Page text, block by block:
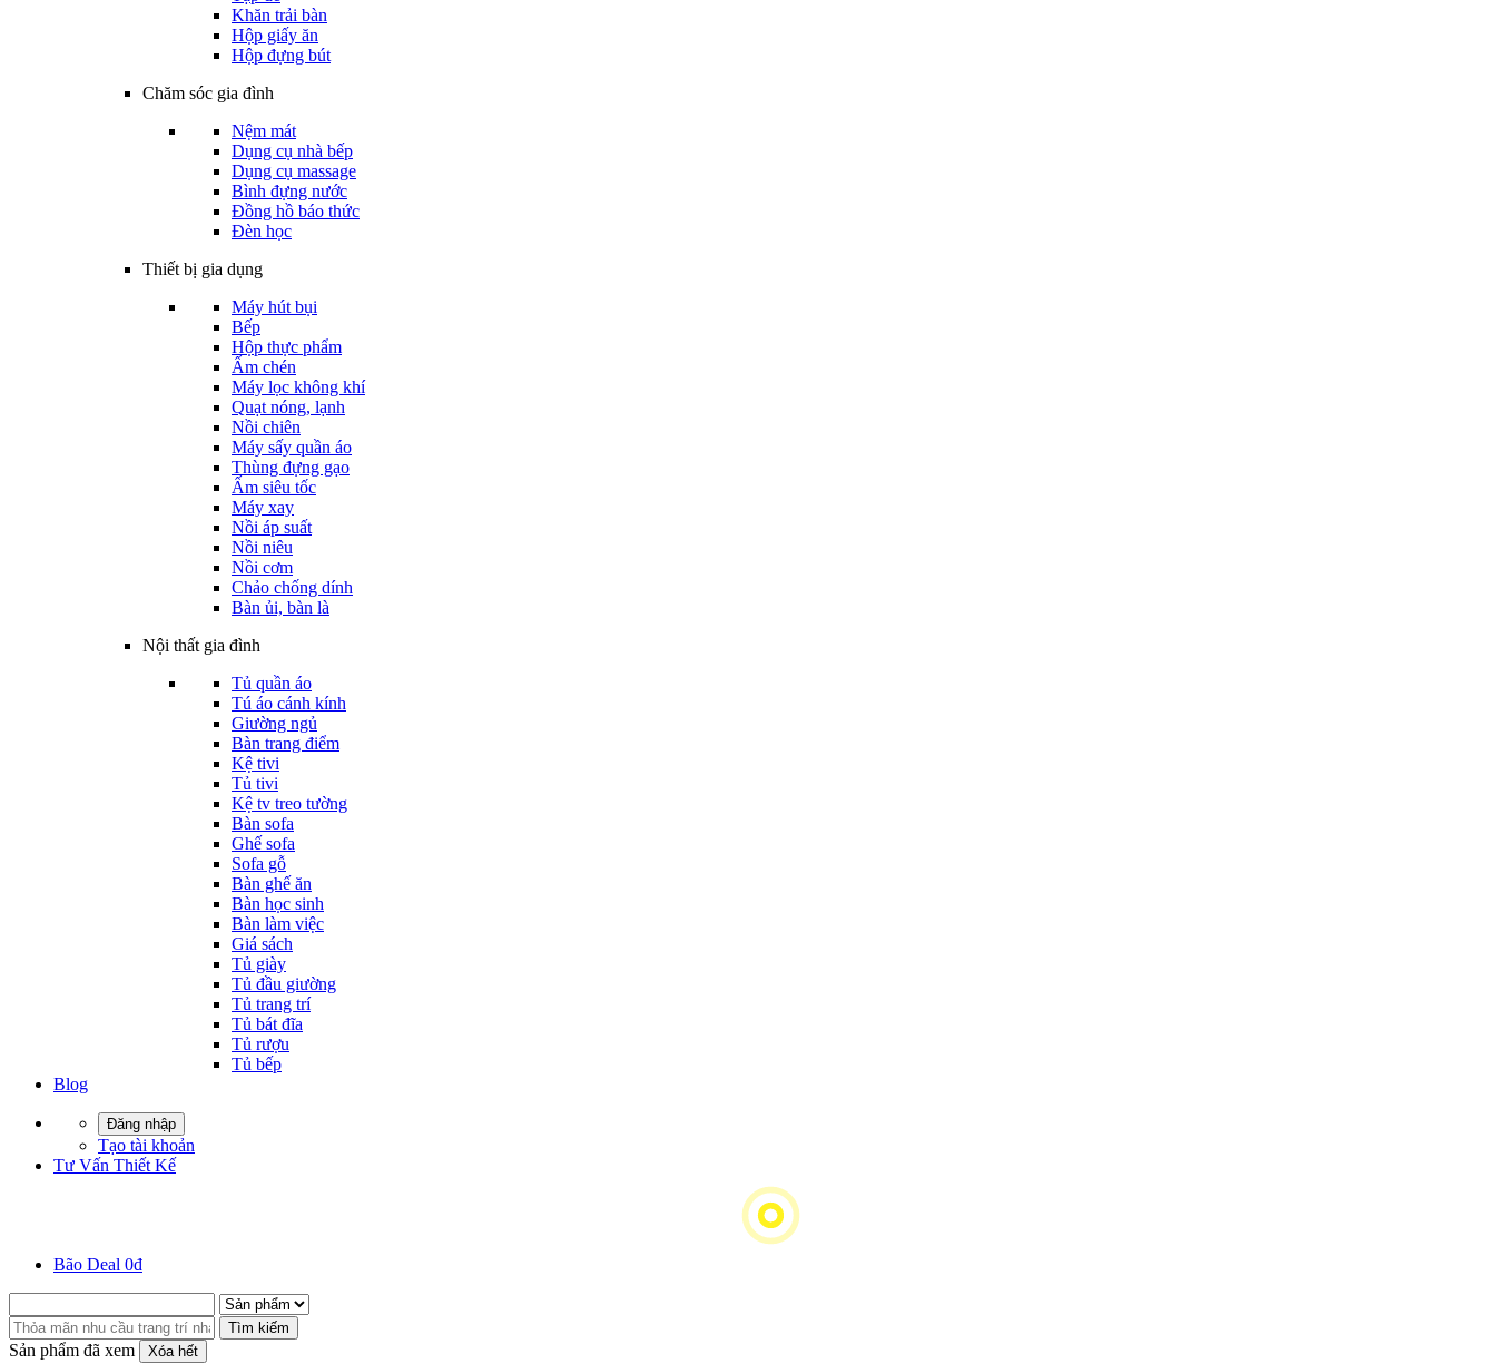
Khăn trải bàn
Hộp giấy ăn
Hộp đựng bút
Chăm sóc gia đình
Nệm mát
Dụng cụ nhà bếp
Dụng cụ massage
Bình đựng nước
Đồng hồ báo thức
Đèn học
Thiết bị gia dụng
Máy hút bụi
Bếp
Hộp thực phẩm
Ấm chén
Máy lọc không khí
Quạt nóng, lạnh
Nồi chiên
Máy sấy quần áo
Thùng đựng gạo
Ấm siêu tốc
Máy xay
Nồi áp suất
Nồi niêu
Nồi cơm
Chảo chống dính
Bàn ủi, bàn là
Nội thất gia đình
Tủ quần áo
Tú áo cánh kính
Giường ngủ
Bàn trang điểm
Kệ tivi
Tủ tivi
Kệ tv treo tường
Bàn sofa
Ghế sofa
Sofa gỗ
Bàn ghế ăn
Bàn học sinh
Bàn làm việc
Giá sách
Tủ giày
Tủ đầu giường
Tủ trang trí
Tủ bát đĩa
Tủ rượu
Tủ bếp
Blog
Đăng nhập
Tạo tài khoản
Tư Vấn Thiết Kế
Bão Deal 0đ
Tìm kiếm
Sản phẩm đã xem Xóa hết